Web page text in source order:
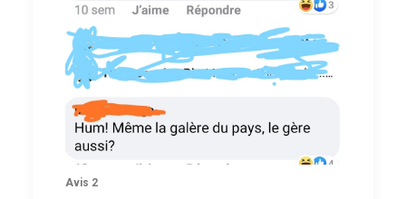
Avis 2